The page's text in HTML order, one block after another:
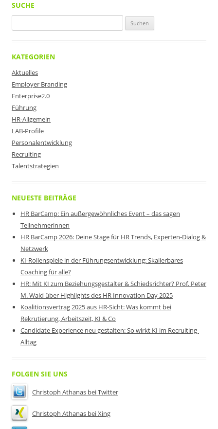
SUCHE
nach:
KATEGORIEN
Aktuelles
Employer Branding
Enterprise2.0
Führung
HR-Allgemein
LAB-Profile
Personalentwicklung
Recruiting
Talentstrategien
NEUESTE BEITRÄGE
HR BarCamp: Ein außergewöhnliches Event – das sagen
Teilnehmerinnen
HR BarCamp 2026: Deine Stage für HR Trends, Experten-Dialog &
Netzwerk
KI-Rollenspiele in der Führungsentwicklung: Skalierbares
Coaching für alle?
HR: Mit KI zum Beziehungsgestalter & Schiedsrichter? Prof. Peter
M. Wald über Highlights des HR Innovation Day 2025
Koalitionsvertrag 2025 aus HR-Sicht: Was kommt bei
Rekrutierung, Arbeitszeit, KI & Co
Candidate Experience neu gestalten: So wirkt KI im Recruiting-
Alltag
FOLGEN SIE UNS
Christoph Athanas bei Twitter
Christoph Athanas bei Xing